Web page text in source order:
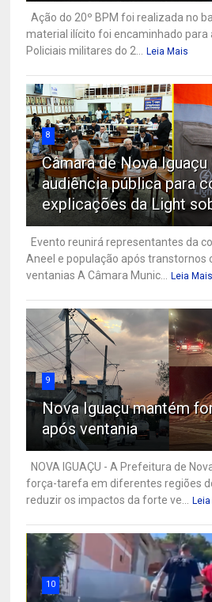
Ação do 20º BPM foi realizada no
material ilícito foi encaminhado para
Policiais militares do 2... Leia Mais
8
Câmara de Nova
audiência pública para
explicações da Light
Evento reunirá representantes da
Aneel e população após transtornos
ventanias A Câmara Munic... Leia Mais
9
Nova Iguaçu mantém
após ventania
NOVA IGUAÇU - A Prefeitura de
força-tarefa em diferentes regiões
reduzir os impactos da forte ve...
10